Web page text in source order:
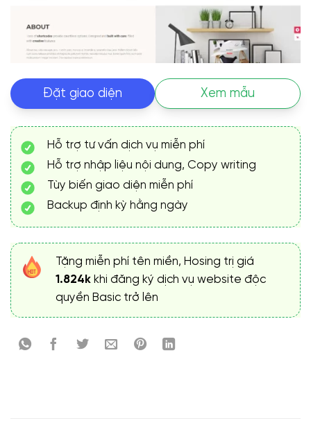
Đặt giao diện Xem mẫu
Hỗ trợ tư vấn dịch vụ miễn phí
Hỗ trợ nhập liệu nội dung, Copy writing
Tùy biến giao diện miễn phí
Backup định kỳ hằng ngày
Tặng miễn phí tên miền, Hosing trị giá
1.824k khi đăng ký dịch vụ website độc
quyền Basic trở lên